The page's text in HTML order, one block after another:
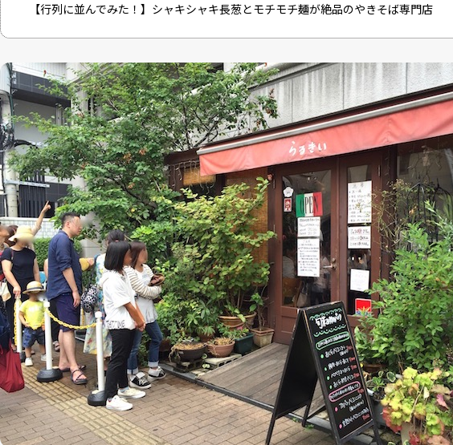
【行列に並んでみた！】シャキシャキ長葱とモチモチ麺が絶品のやきそば専門店